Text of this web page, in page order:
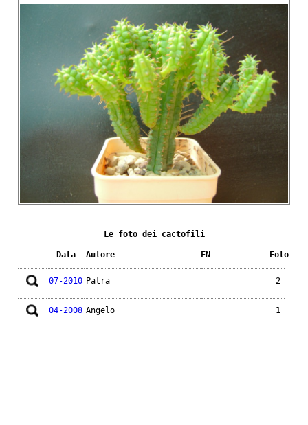
Le foto dei cactofili
Data Autore FN Foto
07-2010 Patra 2
04-2008 Angelo 1